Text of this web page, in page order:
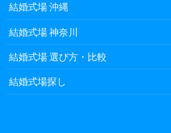
結婚式場 沖縄
結婚式場 神奈川
結婚式場 選び方・比較
結婚式場探し